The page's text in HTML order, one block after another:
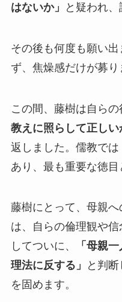
はないか」
と疑われ、
その後も何度も願い
ず、焦燥感だけが募り
この間、藤樹は自らの
教えに照らして正しい
返しました。儒教で
あり、最も重要な徳目
藤樹にとって、母親
は、自らの倫理観や
してついに、
「母親
理法に反する」
と判
を固めます。